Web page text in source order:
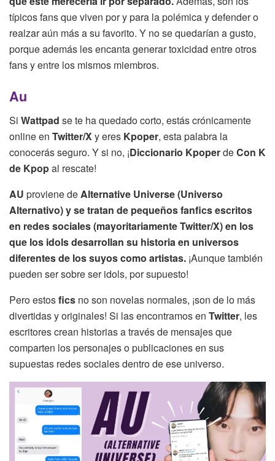
típicos fans que viven por y para la polémica y defender o
realzar aún más a su favorito. Y no se quedarían a gusto,
porque además les encanta generar toxicidad entre otros
fans y entre los mismos miembros.
Au
Si Wattpad se te ha quedado corto, estás crónicamente
online en Twitter/Xy eres Kpoper, esta palabra la
conocerás seguro. Y si no, ¡Diccionario KpoperdeCon K
de Kpopal rescate!
AU proviene deAlternative Universe (Universo
Alternativo) y se tratan de pequeños fanfics escritos
en redes sociales (mayoritariamente Twitter/X) en los
que los idols desarrollan su historia en universos
diferentes de los suyos como artistas. ¡Aunque también
pueden ser sobre ser idols, por supuesto!
Pero estosfics no son novelas normales, ¡son de lo más
divertidas y originales! Si las encontramos en Twitter, les
escritores crean historias a través de mensajes que
comparten los personajes o publicaciones en sus
supuestas redes sociales dentro de ese universo.